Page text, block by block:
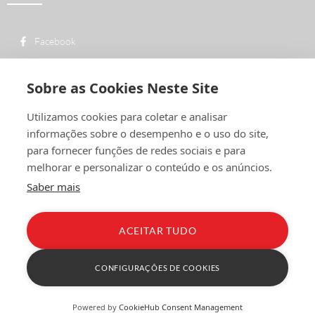
Sobre as Cookies Neste Site
Utilizamos cookies para coletar e analisar
informações sobre o desempenho e o uso do site,
para fornecer funções de redes sociais e para
melhorar e personalizar o conteúdo e os anúncios.
Saber mais
ACEITAR TUDO
CONFIGURAÇÕES DE COOKIES
Powered by CookieHub Consent Management
Facebook
nacional
Rua de Outeiro nº 2132
4760-312 Vila Nova de Famalicão
Política de PrivacidadeCondições GeraisLivro de Reclamações